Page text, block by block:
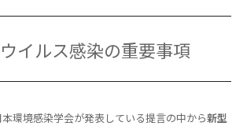
イルス感染の重要事項
環境感染学会が発表している提言の中から新型